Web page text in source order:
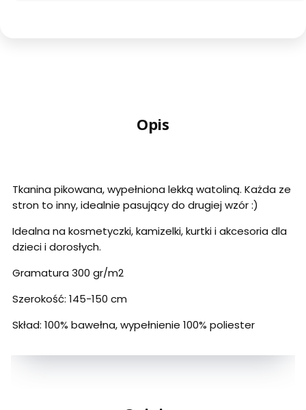
Opis
Tkanina pikowana, wypełniona lekką watoliną. Każda ze
stron to inny, idealnie pasujący do drugiej wzór :)
Idealna na kosmetyczki, kamizelki, kurtki i akcesoria dla
dzieci i dorosłych.
Gramatura 300 gr/m2
Szerokość: 145-150 cm
Skład: 100% bawełna, wypełnienie 100% poliester